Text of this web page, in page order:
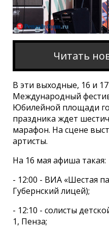
Читать
В эти выходные, 16 и
Международный
Юбилейной площади
праздника ждет
марафон. На сцене
артисты.
На 16 мая афиша такая:
- 12:00 - ВИА «Шестая
Губернский лицей);
- 12:10 - солисты
1, Пенза;